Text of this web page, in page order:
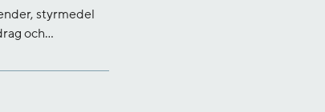
styrmedel
och...